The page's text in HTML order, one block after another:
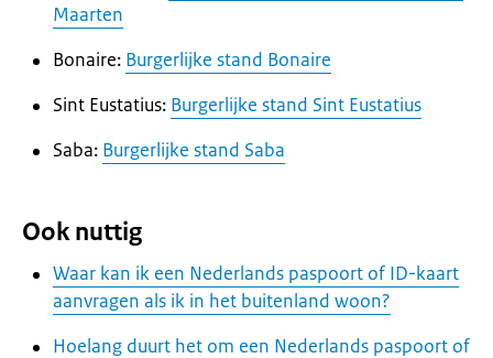
Maarten
Bonaire: Burgerlijke stand Bonaire
Sint Eustatius: Burgerlijke stand Sint Eustatius
Saba: Burgerlijke stand Saba
Ook nuttig
Waar kan ik een Nederlands paspoort of ID-kaart
aanvragen als ik in het buitenland woon?
Hoelang duurt het om een Nederlands paspoort of